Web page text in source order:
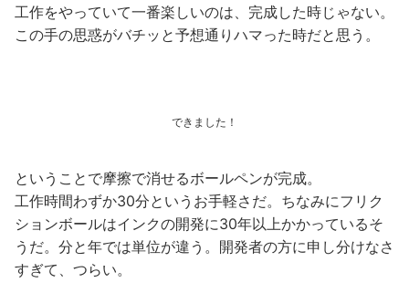
工作をやっていて一番楽しいのは、完成した時じゃない。
この手の思惑がバチッと予想通りハマった時だと思う。
できました！
ということで摩擦で消せるボールペンが完成。
工作時間わずか30分というお手軽さだ。ちなみにフリク
ションボールはインクの開発に30年以上かかっているそ
うだ。分と年では単位が違う。開発者の方に申し分けなさ
すぎて、つらい。